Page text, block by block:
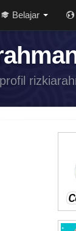
Belajar
profil